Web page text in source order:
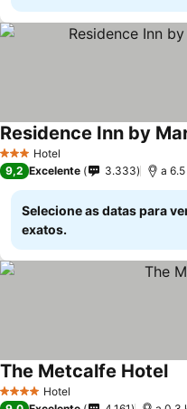
3 EstrelasHotel
Residence Inn by
9,2 Excelente 3.333 a
Selecione as datas para
exatos.
4 EstrelasHotel
The Metcalfe Hotel